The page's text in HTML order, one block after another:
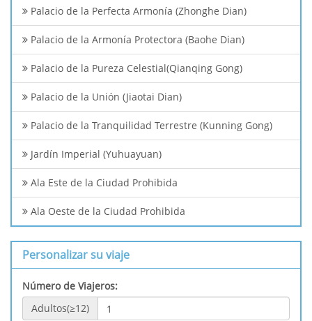
Palacio de la Perfecta Armonía (Zhonghe Dian)
Palacio de la Armonía Protectora (Baohe Dian)
Palacio de la Pureza Celestial(Qianqing Gong)
Palacio de la Unión (Jiaotai Dian)
Palacio de la Tranquilidad Terrestre (Kunning Gong)
Jardín Imperial (Yuhuayuan)
Ala Este de la Ciudad Prohibida
Ala Oeste de la Ciudad Prohibida
Personalizar su viaje
Número de Viajeros:
Adultos(≥12)